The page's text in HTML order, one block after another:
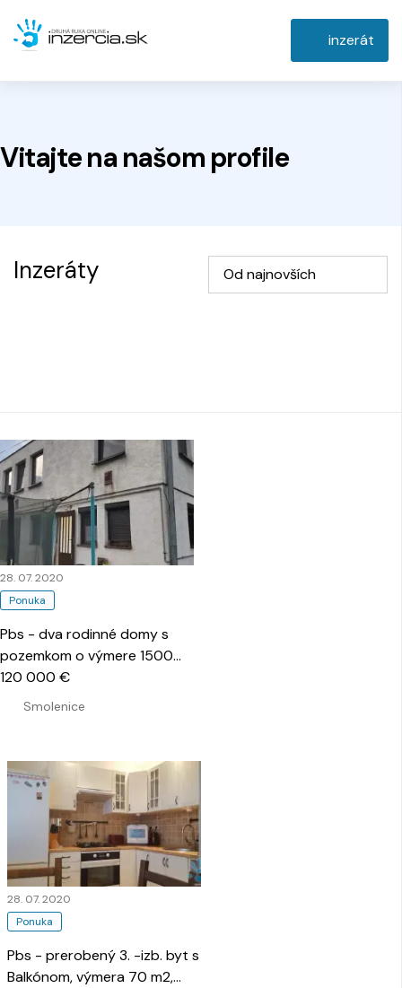
inzerát
Vitajte na našom profile
Inzeráty Od najnovších
Ponuka
28. 07. 2020
Pbs - dva rodinné domy s
pozemkom o výmere 1500
m2, Smolenice
Smolenice
120 000 €
Ponuka
28. 07. 2020
Pbs - prerobený 3. -izb. byt s
Balkónom, výmera 70 m2,